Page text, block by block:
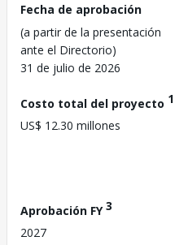
Fecha de aprobación
(a partir de la presentación
ante el Directorio)
31 de julio de 2026
Costo total del proyecto 1
US$ 12.30 millones
Aprobación FY3
2027